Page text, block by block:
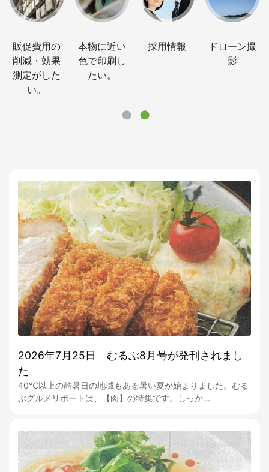
オリジナル
グッズ制作
Icom Inform
ation
地域、商店
採用に悩ん
でいる。
2026年7月25日 むるぶ8月号が発刊されまし
た
40℃以上の酷暑日の地域もある暑い夏が始まりました。むる
ぶグルメリポートは、【肉】の特集です。しっか...